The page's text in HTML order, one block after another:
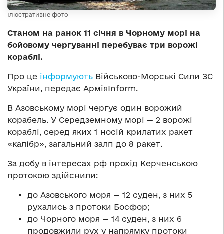
Ілюстративне фото
Станом на ранок 11 січня в Чорному морі на
бойовому чергуванні перебуває три ворожі
кораблі.
Про це інформують Військово-Морські Сили ЗС
України, передає АрміяInform.
В Азовському морі чергує один ворожий
корабель. У Середземному морі — 2 ворожі
кораблі, серед яких 1 носій крилатих ракет
«калібр», загальний залп до 8 ракет.
За добу в інтересах рф прохід Керченською
протокою здійснили:
до Азовського моря — 12 суден, з них 5
рухались з протоки Босфор;
до Чорного моря — 14 суден, з них 6
продовжили рух у напрямку протоки